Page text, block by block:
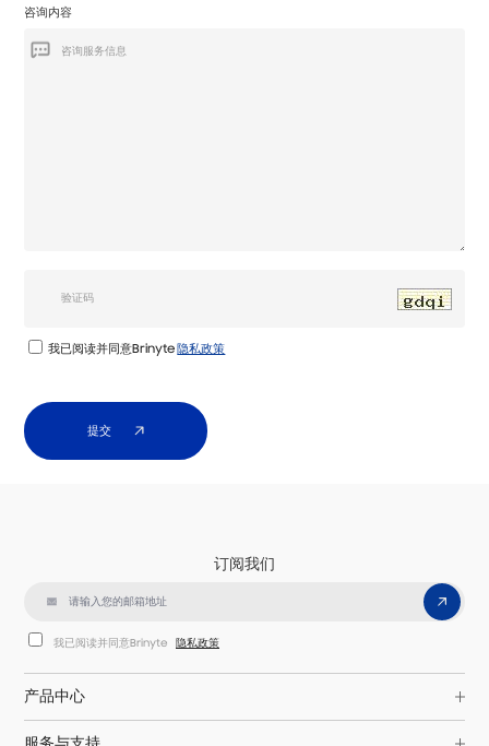
咨询内容
我已阅读并同意Brinyte 隐私政策
提交
订阅我们
我已阅读并同意Brinyte 隐私政策
产品中心